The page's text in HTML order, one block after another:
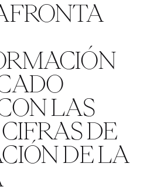
LAS
DE
DE LA